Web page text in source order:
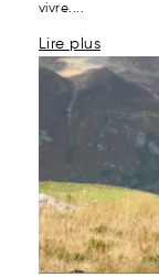
vivre....
Lire plus